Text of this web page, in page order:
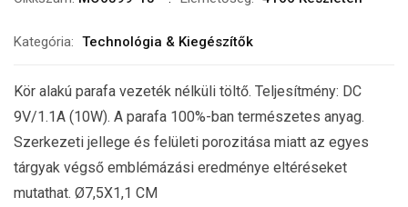
Kategória: Technológia & Kiegészítők
Kör alakú parafa vezeték nélküli töltő. Teljesítmény: DC
9V/1.1A (10W). A parafa 100%-ban természetes anyag.
Szerkezeti jellege és felületi porozitása miatt az egyes
tárgyak végső emblémázási eredménye eltéréseket
mutathat. Ø7,5X1,1 CM